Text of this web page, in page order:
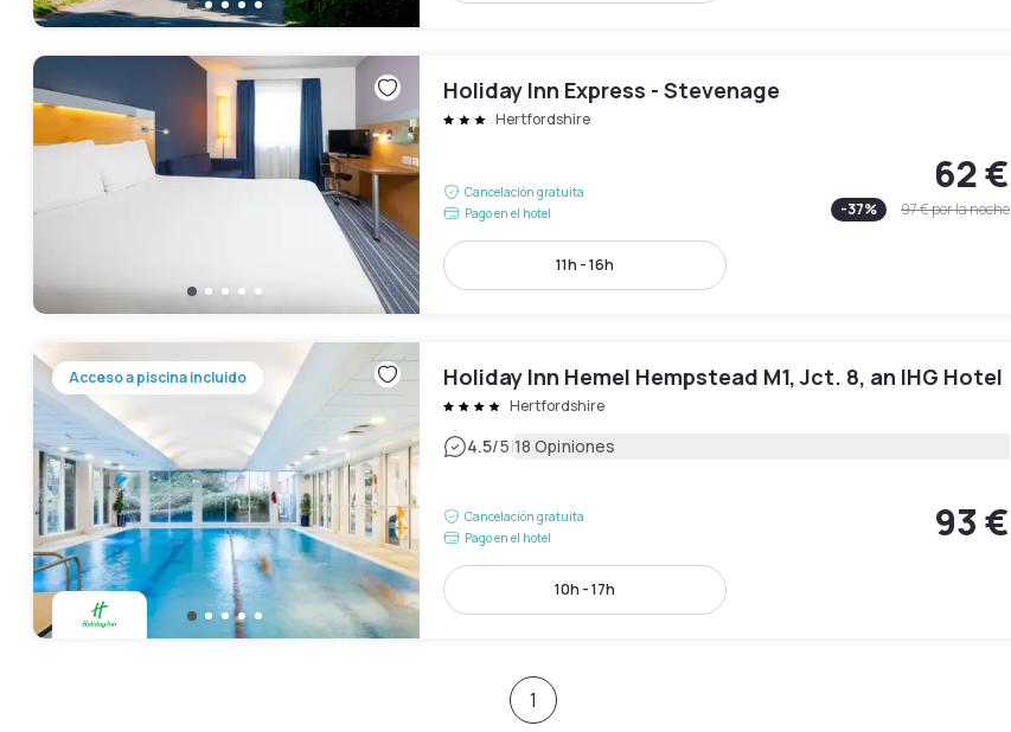
Holiday Inn Express - Stevenage
Hertfordshire
Cancelación gratuita
Pago en el hotel
62 €
-37% 97 €por la noche
11h - 16h
Acceso a piscina incluido Holiday Inn Hemel Hempstead M1, Jct. 8, an IHG Hotel
Hertfordshire
4.5/5|18 Opiniones
Cancelación gratuita
Pago en el hotel
93 €
10h - 17h
1